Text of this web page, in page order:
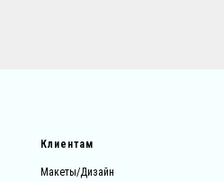
Клиентам
Макеты/Дизайн